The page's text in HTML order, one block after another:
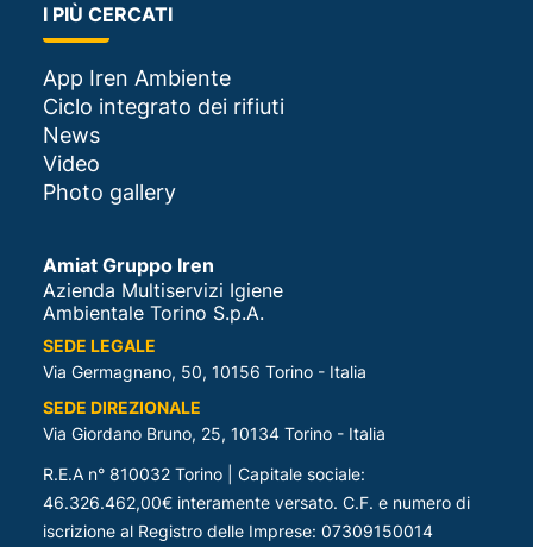
Amiat Gruppo Iren
Azienda Multiservizi Igiene
Ambientale Torino S.p.A.
SEDE LEGALE
Via Germagnano, 50, 10156 Torino - Italia
SEDE DIREZIONALE
Via Giordano Bruno, 25, 10134 Torino - Italia
R.E.A n° 810032 Torino | Capitale sociale:
46.326.462,00€ interamente versato. C.F. e numero di
iscrizione al Registro delle Imprese: 07309150014
I PIÙ CERCATI
App Iren Ambiente
Ciclo integrato dei rifiuti
News
Video
Photo gallery